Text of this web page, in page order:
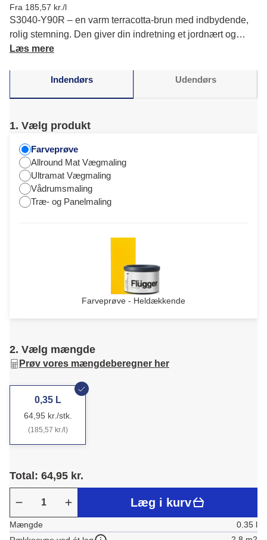
Fra 185,57 kr./l
S3040-Y90R – en varm terracotta-brun med indbydende,
rolig stemning. Den giver din indretning et jordnært og
harmonisk præg, der fremhæver pladsens varme karakter.
Læs mere
Indendørs Udendørs
1. Vælg produkt
Farveprøve
Allround Mat Vægmaling
Ultramat Vægmaling
Vådrumsmaling
Træ- og Panelmaling
Farveprøve - Heldækkende
2. Vælg mængde
Prøv vores mængdeberegner her
0,35 L
64,95 kr./stk.
(185,57 kr./l)
Total: 64,95 kr.
Læg i kurv
Mængde
0.35 l